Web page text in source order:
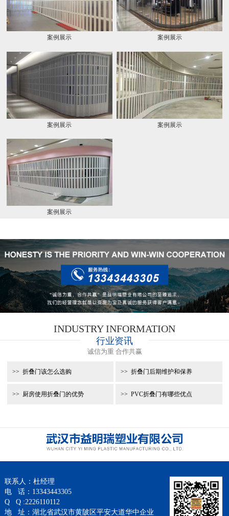
案例展示 案例展示
案例展示 案例展示
案例展示
INDUSTRY INFORMATION
行业资讯
诚信为重 合作共赢
折叠门该怎么选购 折叠门后期维护和保养
厨房使用折叠门的优势 PVC折叠门有哪些优点
联系人：杜经理
电 话：13343443305
Q Q :2226110112
地 址：湖北省武汉市黄陂区平安大道华中企业